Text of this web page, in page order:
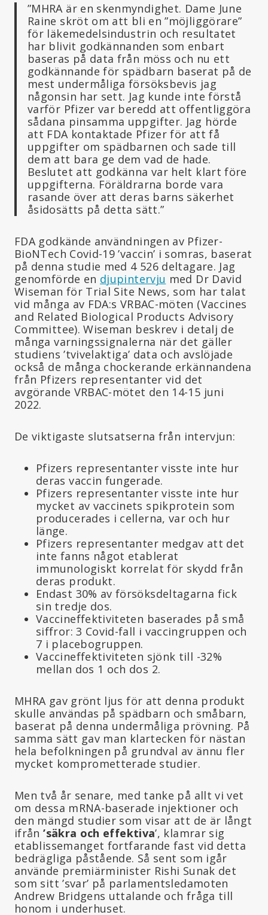
”MHRA är en skenmyndighet. Dame June
Raine skröt om att bli en ”möjliggörare”
för läkemedelsindustrin och resultatet
har blivit godkännanden som enbart
baseras på data från möss och nu ett
godkännande för spädbarn baserat på de
mest undermåliga försöksbevis jag
någonsin har sett. Jag kunde inte förstå
varför Pfizer var beredd att offentliggöra
sådana pinsamma uppgifter. Jag hörde
att FDA kontaktade Pfizer för att få
uppgifter om spädbarnen och sade till
dem att bara ge dem vad de hade.
Beslutet att godkänna var helt klart före
uppgifterna. Föräldrarna borde vara
rasande över att deras barns säkerhet
åsidosätts på detta sätt.”
FDA godkände användningen av Pfizer-
BioNTech Covid-19 ’vaccin’ i somras, baserat
på denna studie med 4 526 deltagare. Jag
genomförde en djupintervju med Dr David
Wiseman för Trial Site News, som har talat
vid många av FDA:s VRBAC-möten (Vaccines
and Related Biological Products Advisory
Committee). Wiseman beskrev i detalj de
många varningssignalerna när det gäller
studiens ’tvivelaktiga’ data och avslöjade
också de många chockerande erkännandena
från Pfizers representanter vid det
avgörande VRBAC-mötet den 14-15 juni
2022.
De viktigaste slutsatserna från intervjun:
Pfizers representanter visste inte hur
deras vaccin fungerade.
Pfizers representanter visste inte hur
mycket av vaccinets spikprotein som
producerades i cellerna, var och hur
länge.
Pfizers representanter medgav att det
inte fanns något etablerat
immunologiskt korrelat för skydd från
deras produkt.
Endast 30% av försöksdeltagarna fick
sin tredje dos.
Vaccineffektiviteten baserades på små
siffror: 3 Covid-fall i vaccingruppen och
7 i placebogruppen.
Vaccineffektiviteten sjönk till -32%
mellan dos 1 och dos 2.
MHRA gav grönt ljus för att denna produkt
skulle användas på spädbarn och småbarn,
baserat på denna undermåliga prövning. På
samma sätt gav man klartecken för nästan
hela befolkningen på grundval av ännu fler
mycket komprometterade studier.
Men två år senare, med tanke på allt vi vet
om dessa mRNA-baserade injektioner och
den mängd studier som visar att de är långt
ifrån’säkra och effektiva’, klamrar sig
etablissemanget fortfarande fast vid detta
bedrägliga påstående. Så sent som igår
använde premiärminister Rishi Sunak det
som sitt ’svar’ på parlamentsledamoten
Andrew Bridgens uttalande och fråga till
honom i underhuset.